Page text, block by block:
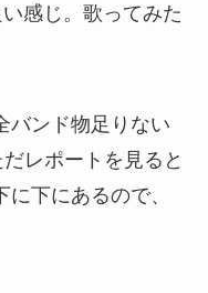
感じ。歌ってみた
バンド物足りない
レポートを見ると
下にあるので、